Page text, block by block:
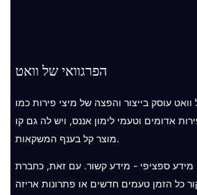
הפרגוואי של וואט
וואט עוסק בייצור והפצה של מיצי פירות כמו
אדומים וטעמי לימון אננס, ויש לה גם קו
מוצר קל בענף המשקאות.
מידע ספציפי - מידע קשור. עם זאת, כחברת
כל הזמן טעמים חדשים או פתרונות אריזה